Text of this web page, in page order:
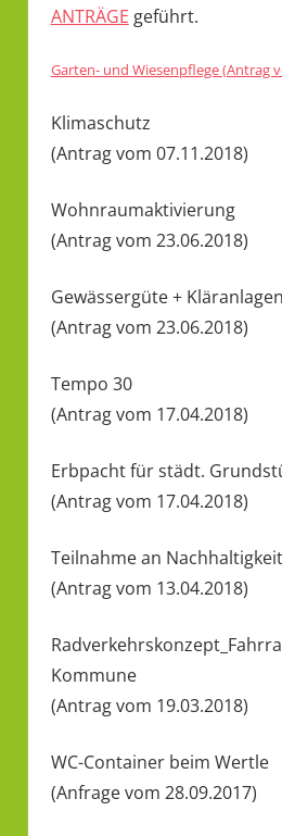
ANTRÄGE geführt.
Garten- und Wiesenpflege (Antrag
Klimaschutz
(Antrag vom 07.11.2018)
Wohnraumaktivierung
(Antrag vom 23.06.2018)
Gewässergüte + Kläranlagen
(Antrag vom 23.06.2018)
Tempo 30
(Antrag vom 17.04.2018)
Erbpacht für städt.
(Antrag vom 17.04.2018)
Teilnahme an
(Antrag vom 13.04.2018)
Kommune
(Antrag vom 19.03.2018)
WC-Container beim Wertle
(Anfrage vom 28.09.2017)